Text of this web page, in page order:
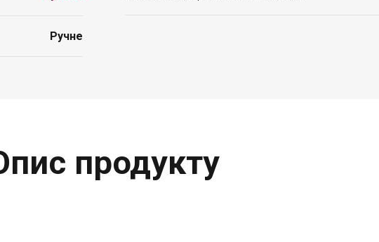
Ручне
продукту